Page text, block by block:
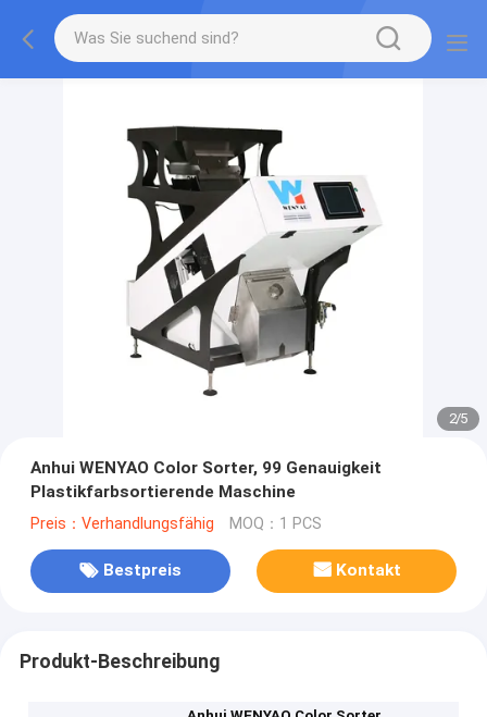
2/5
Anhui WENYAO Color Sorter, 99 Genauigkeit
Plastikfarbsortierende Maschine
Preis：Verhandlungsfähig MOQ：1 PCS
Bestpreis Kontakt
Produkt-Beschreibung